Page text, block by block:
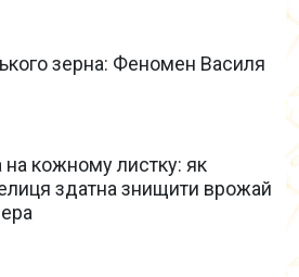
зерна: Феномен Василя
на кожному листку: як
здатна знищити врожай